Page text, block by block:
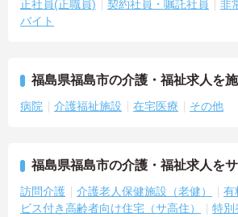
正社員(正職員) 契約社員・嘱託社員
非
バイト
福島県福島市の介護・福祉求人を
病院 介護福祉施設 在宅医療 その他
福島県福島市の介護・福祉求人を
訪問介護 介護老人保健施設（老健） 有
ビス付き高齢者向け住宅（サ高住）
特別